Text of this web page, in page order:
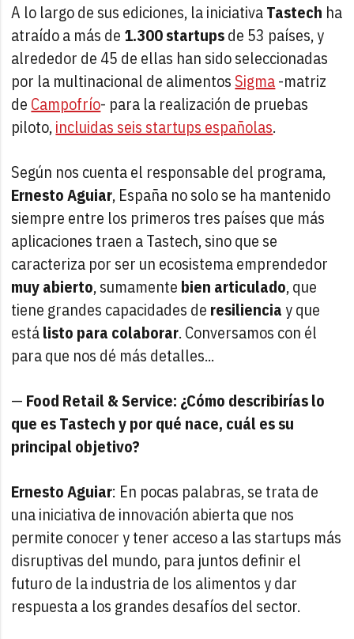
A lo largo de sus ediciones, la iniciativaTastech ha
atraído a más de 1.300 startupsde 53 países, y
alrededor de 45 de ellas han sido seleccionadas
por la multinacional de alimentosSigma-matriz
de Campofrío- para la realización de pruebas
piloto,incluidas seis startups españolas.
Según nos cuenta el responsable del programa,
Ernesto Aguiar, España no solo se ha mantenido
siempre entre los primeros tres países que más
aplicaciones traen a Tastech, sino que se
caracteriza por ser un ecosistema emprendedor
muy abierto, sumamente bien articulado, que
tiene grandes capacidades de resilienciay que
estálisto para colaborar. Conversamos con él
para que nos dé más detalles...
— Food Retail & Service: ¿Cómo describirías lo
que es Tastech y por qué nace, cuál es su
principal objetivo?
Ernesto Aguiar: En pocas palabras, se trata de
una iniciativa de innovación abierta que nos
permite conocer y tener acceso a las startups más
disruptivas del mundo, para juntos definir el
futuro de la industria de los alimentos y dar
respuesta a los grandes desafíos del sector.